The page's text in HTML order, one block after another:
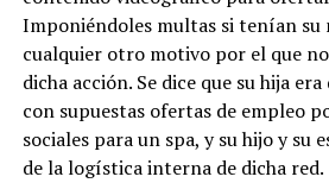
Imponiéndoles multas si tenían su
cualquier otro motivo por el que
dicha acción. Se dice que su hija
con supuestas ofertas de empleo
sociales para un spa, y su hijo y su
de la logística interna de dicha red.